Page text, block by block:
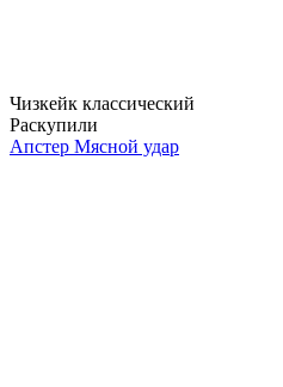
Чизкейк классический
Раскупили
Апстер Мясной удар